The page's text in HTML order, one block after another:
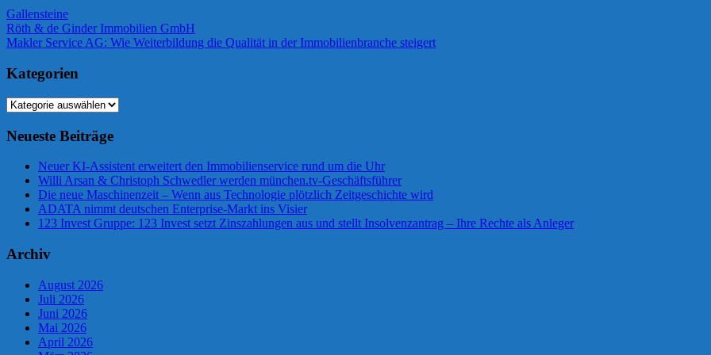
Gallensteine
Beitragsnavigation
Vorheriger
Beitrag:
Röth & de Ginder Immobilien GmbH
Nächster
Makler Service AG: Wie Weiterbildung die Qualität in der Immobilienbranche steigert
Kategorien
Kategorien
Neueste Beiträge
Neuer KI-Assistent erweitert den Immobilienservice rund um die Uhr
Willi Arsan & Christoph Schwedler werden münchen.tv-Geschäftsführer
Die neue Maschinenzeit – Wenn aus Technologie plötzlich Zeitgeschichte wird
ADATA nimmt deutschen Enterprise-Markt ins Visier
123 Invest Gruppe: 123 Invest setzt Zinszahlungen aus und stellt Insolvenzantrag – Ihre Rechte als Anleger
Archiv
August 2026
Juli 2026
Juni 2026
Mai 2026
April 2026